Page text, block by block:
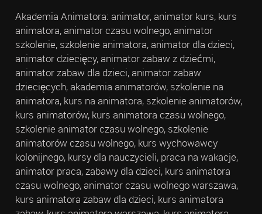
Akademia Animatora: animator, animator kurs, kurs
animatora, animator czasu wolnego, animator
szkolenie, szkolenie animatora, animator dla dzieci,
animator dziecięcy, animator zabaw z dziećmi,
animator zabaw dla dzieci, animator zabaw
dziecięcych, akademia animatorów, szkolenie na
animatora, kurs na animatora, szkolenie animatorów,
kurs animatorów, kurs animatora czasu wolnego,
szkolenie animator czasu wolnego, szkolenie
animatorów czasu wolnego, kurs wychowawcy
kolonijnego, kursy dla nauczycieli, praca na wakacje,
animator praca, zabawy dla dzieci, kurs animatora
czasu wolnego, animator czasu wolnego warszawa,
kurs animatora zabaw dla dzieci, kurs animatora